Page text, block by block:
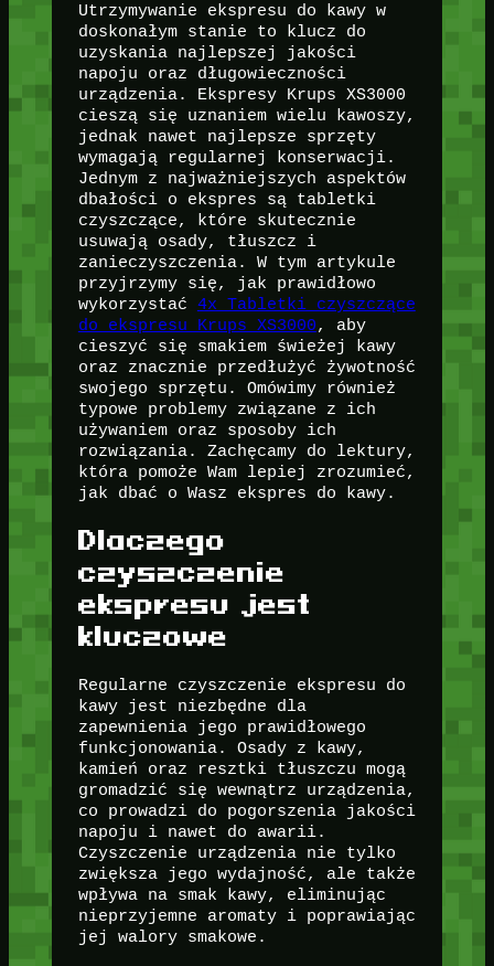
Utrzymywanie ekspresu do kawy w
doskonałym stanie to klucz do
uzyskania najlepszej jakości
napoju oraz długowieczności
urządzenia. Ekspresy Krups XS3000
cieszą się uznaniem wielu kawoszy,
jednak nawet najlepsze sprzęty
wymagają regularnej konserwacji.
Jednym z najważniejszych aspektów
dbałości o ekspres są tabletki
czyszczące, które skutecznie
usuwają osady, tłuszcz i
zanieczyszczenia. W tym artykule
przyjrzymy się, jak prawidłowo
wykorzystać 4x Tabletki czyszczące
do ekspresu Krups XS3000, aby
cieszyć się smakiem świeżej kawy
oraz znacznie przedłużyć żywotność
swojego sprzętu. Omówimy również
typowe problemy związane z ich
używaniem oraz sposoby ich
rozwiązania. Zachęcamy do lektury,
która pomoże Wam lepiej zrozumieć,
jak dbać o Wasz ekspres do kawy.
Dlaczego
czyszczenie
ekspresu jest
kluczowe
Regularne czyszczenie ekspresu do
kawy jest niezbędne dla
zapewnienia jego prawidłowego
funkcjonowania. Osady z kawy,
kamień oraz resztki tłuszczu mogą
gromadzić się wewnątrz urządzenia,
co prowadzi do pogorszenia jakości
napoju i nawet do awarii.
Czyszczenie urządzenia nie tylko
zwiększa jego wydajność, ale także
wpływa na smak kawy, eliminując
nieprzyjemne aromaty i poprawiając
jej walory smakowe.